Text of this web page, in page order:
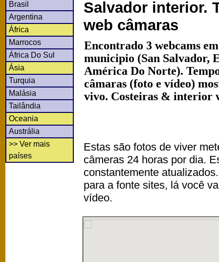
Brasil
Argentina
África
Marrocos
África Do Sul
Ásia
Turquia
Malásia
Tailândia
Oceania
Austrália
>> Ver mais
países
Salvador interior.
web câmaras
Encontrado 3 webcams
municipio (San Salvador,
América Do Norte).
câmaras (foto e vídeo)
vivo. Costeiras & interior
Estas são fotos de viver
câmeras 24 horas por dia.
constantemente
para a fonte sites, lá você
vídeo.